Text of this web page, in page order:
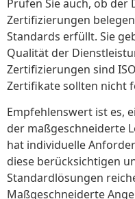
Prüfen Sie auch, ob
Zertifizierungen
Standards erfüllt. Sie
Qualität der
Zertifizierungen sind
Zertifikate sollten nicht
Empfehlenswert ist es,
der maßgeschneiderte
hat individuelle
diese berücksichtigen
Standardlösungen
Maßgeschneiderte